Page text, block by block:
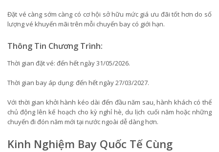
Đặt vé càng sớm càng có cơ hội sở hữu mức giá ưu đãi tốt hơn do số
lượng vé khuyến mãi trên mỗi chuyến bay có giới hạn.
Thông Tin Chương Trình:
Thời gian đặt vé: đến hết ngày 31/05/2026.
Thời gian bay áp dụng: đến hết ngày 27/03/2027.
Với thời gian khởi hành kéo dài đến đầu năm sau, hành khách có thể
chủ động lên kế hoạch cho kỳ nghỉ hè, du lịch cuối năm hoặc những
chuyến đi đón năm mới tại nước ngoài dễ dàng hơn.
Kinh Nghiệm Bay Quốc Tế Cùng